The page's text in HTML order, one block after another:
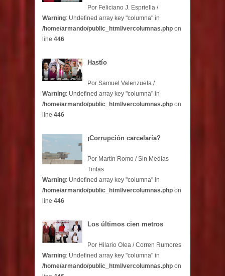
Por Feliciano J. Espriella /
Warning: Undefined array key "columna" in
/home/armando/public_html/vercolumnas.php on
line 446
Hastío
Por Samuel Valenzuela /
Warning: Undefined array key "columna" in
/home/armando/public_html/vercolumnas.php on
line 446
¡Corrupción carcelaría?
Por Martin Romo / Sin Medias
Tintas
Warning: Undefined array key "columna" in
/home/armando/public_html/vercolumnas.php on
line 446
Los últimos cien metros
Por Hilario Olea / Corren Rumores
Warning: Undefined array key "columna" in
/home/armando/public_html/vercolumnas.php on